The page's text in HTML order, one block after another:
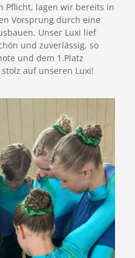
Pflicht, lagen wir bereits in
Vorsprung durch eine
Unser Luxi lief
und zuverlässig, so
und dem 1.Platz
auf unseren Luxi!